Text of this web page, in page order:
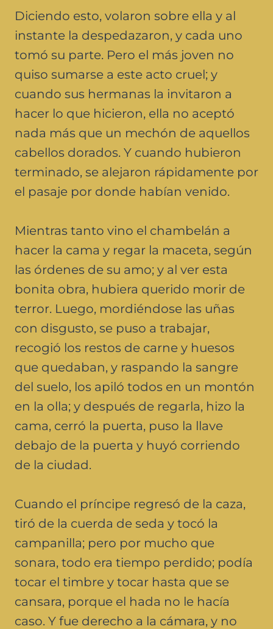
Diciendo esto, volaron sobre ella y al
instante la despedazaron, y cada uno
tomó su parte. Pero el más joven no
quiso sumarse a este acto cruel; y
cuando sus hermanas la invitaron a
hacer lo que hicieron, ella no aceptó
nada más que un mechón de aquellos
cabellos dorados. Y cuando hubieron
terminado, se alejaron rápidamente por
el pasaje por donde habían venido.
Mientras tanto vino el chambelán a
hacer la cama y regar la maceta, según
las órdenes de su amo; y al ver esta
bonita obra, hubiera querido morir de
terror. Luego, mordiéndose las uñas
con disgusto, se puso a trabajar,
recogió los restos de carne y huesos
que quedaban, y raspando la sangre
del suelo, los apiló todos en un montón
en la olla; y después de regarla, hizo la
cama, cerró la puerta, puso la llave
debajo de la puerta y huyó corriendo
de la ciudad.
Cuando el príncipe regresó de la caza,
tiró de la cuerda de seda y tocó la
campanilla; pero por mucho que
sonara, todo era tiempo perdido; podía
tocar el timbre y tocar hasta que se
cansara, porque el hada no le hacía
caso. Y fue derecho a la cámara, y no